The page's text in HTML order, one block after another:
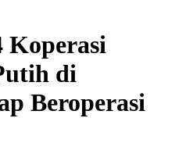
Koperasi
di
Beroperasi